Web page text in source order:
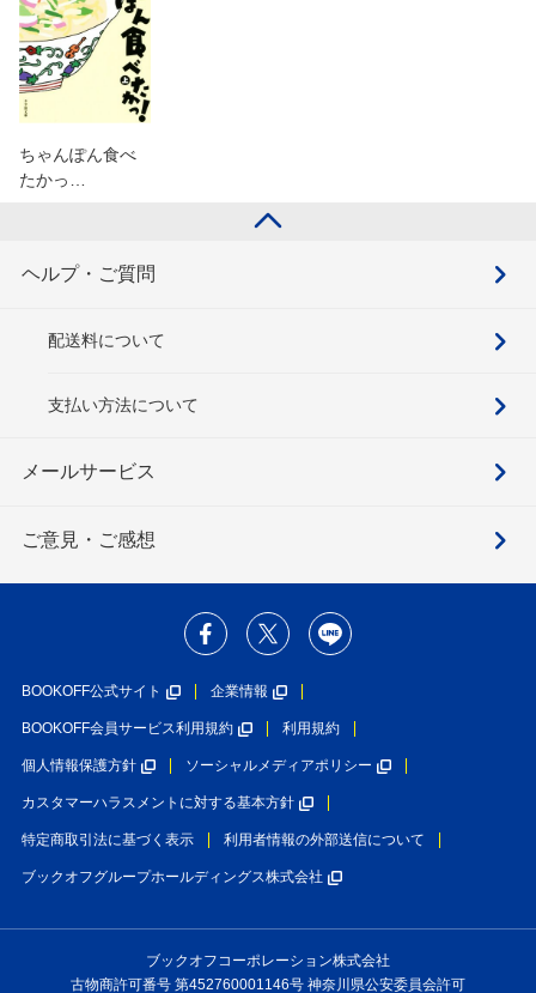
ちゃんぽん食べ
たかっ…
ヘルプ・ご質問
配送料について
支払い方法について
メールサービス
ご意見・ご感想
BOOKOFF公式サイト 企業情報
BOOKOFF会員サービス利用規約 利用規約
個人情報保護方針 ソーシャルメディアポリシー
カスタマーハラスメントに対する基本方針
特定商取引法に基づく表示 利用者情報の外部送信について
ブックオフグループホールディングス株式会社
ブックオフコーポレーション株式会社
古物商許可番号 第452760001146号 神奈川県公安委員会許可